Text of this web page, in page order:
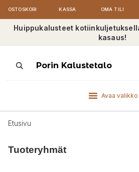
OSTOSKORI KASSA OMA TILI
Huippukalusteet
kasaus!
ProductsPorin Kalustetalo
Avaa valikko
Etusivu
Tuoteryhmät